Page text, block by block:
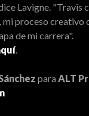
Lavigne. "Travis
mi proceso creativo
de mi carrera".
.
para ALT